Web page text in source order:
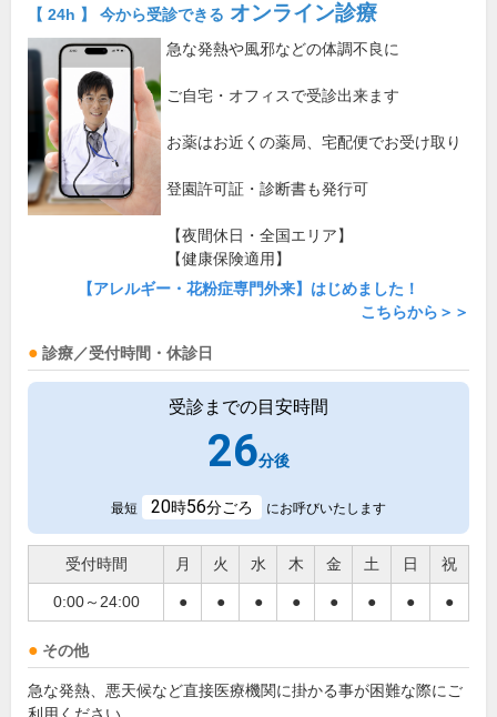
【 24h 】 今から受診できる オンライン診療
急な発熱や風邪などの体調不良に
ご自宅・オフィスで受診出来ます
お薬はお近くの薬局、宅配便でお受け取り
登園許可証・診断書も発行可
【夜間休日・全国エリア】
【健康保険適用】
【アレルギー・花粉症専門外来】はじめました！
こちらから＞＞
診療／受付時間・休診日
受診までの目安時間
26分後
最短 20時56分ごろ にお呼びいたします
受付時間 月 火 水 木 金 土 日 祝
0:00～24:00 ● ● ● ● ● ● ● ●
その他
急な発熱、悪天候など直接医療機関に掛かる事が困難な際にご